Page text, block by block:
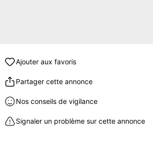
Ajouter aux favoris
Partager cette annonce
Nos conseils de vigilance
Signaler un problème sur cette annonce